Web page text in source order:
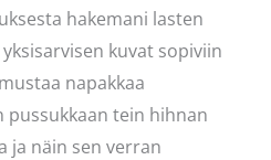
hakemani lasten
kuvat sopiviin
napakkaa
pussukkaan tein hihnan
ja näin sen verran